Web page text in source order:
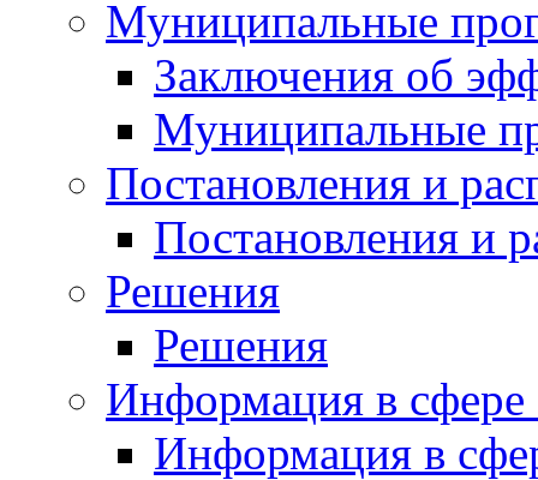
Муниципальные
Заключения об
Муниципальные
Постановления и
Постановления и
Решения
Решения
Информация в сфере
Информация в